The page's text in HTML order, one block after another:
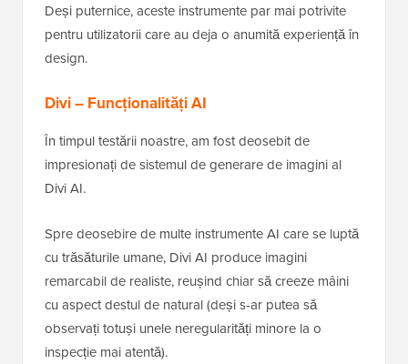
Deși puternice, aceste instrumente par mai potrivite
pentru utilizatorii care au deja o anumită experiență în
design.
Divi – Funcționalități AI
În timpul testării noastre, am fost deosebit de
impresionați de sistemul de generare de imagini al
Divi AI.
Spre deosebire de multe instrumente AI care se luptă
cu trăsăturile umane, Divi AI produce imagini
remarcabil de realiste, reușind chiar să creeze mâini
cu aspect destul de natural (deși s-ar putea să
observați totuși unele neregularități minore la o
inspecție mai atentă).